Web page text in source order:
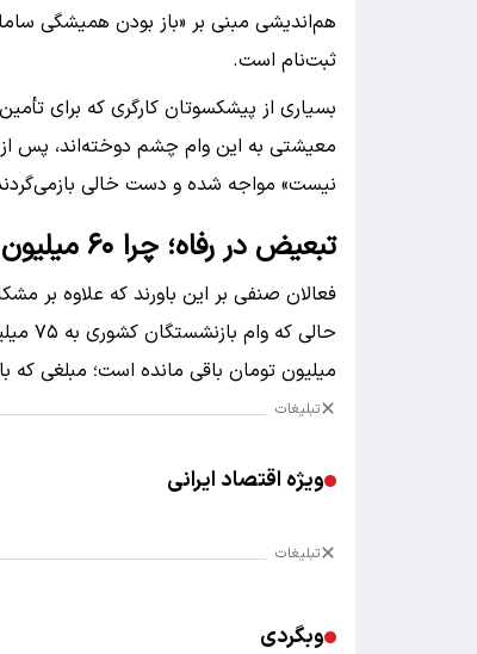
هم‌اندیشی مبنی بر «باز بودن همیشگی
ثبت‌نام است.
بسیاری از پیشکسوتان کارگری که برای
معیشتی به این وام چشم دوخته‌اند، پس از
نیست» مواجه شده و دست خالی
تبعیض در رفاه؛ چرا ۶۰ میلیون تومان؟
فعالان صنفی بر این باورند که علاوه بر
میلیون تومان باقی مانده است؛ مبلغی که
تبلیغات
ویژه اقتصاد ایرانی
تبلیغات
وبگردی